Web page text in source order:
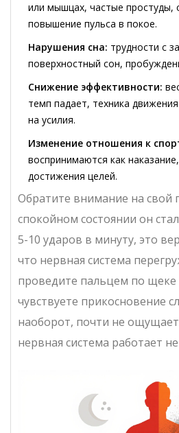
или мышцах, частые простуды,
повышение пульса в покое.
Нарушения сна: трудности с
поверхностный сон,
Снижение эффективности:
темп падает, техника
на усилия.
Изменение отношения к
воспринимаются как
достижения целей.
Обратите внимание на свой
спокойном состоянии он
5-10 ударов в минуту, это
что нервная система
проведите пальцем по щеке
чувствуете прикосновение
наоборот, почти не
нервная система работает